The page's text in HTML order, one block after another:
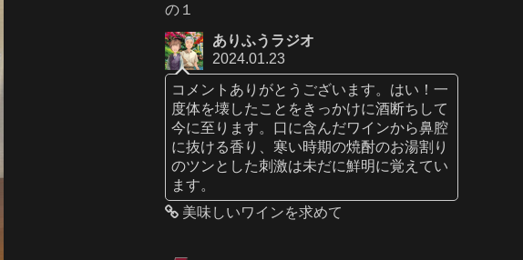
の１
ありふうラジオ
2024.01.23
コメントありがとうございます。はい！一
度体を壊したことをきっかけに酒断ちして
今に至ります。口に含んだワインから鼻腔
に抜ける香り、寒い時期の焼酎のお湯割り
のツンとした刺激は未だに鮮明に覚えてい
ます。
美味しいワインを求めて